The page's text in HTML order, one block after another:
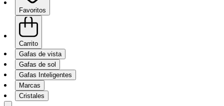
Favoritos
Carrito
Gafas de vista
Gafas de sol
Gafas Inteligentes
Marcas
Cristales